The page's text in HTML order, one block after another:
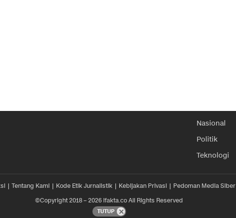
Nasional
Politik
Teknologi
Tentang Kami Kode Etik Jurnalistik Kebijakan Privasi
Pedoman Media Siber
©Copyright 2018 – 2026 ifakta.co All Rights Reserved
TUTUP